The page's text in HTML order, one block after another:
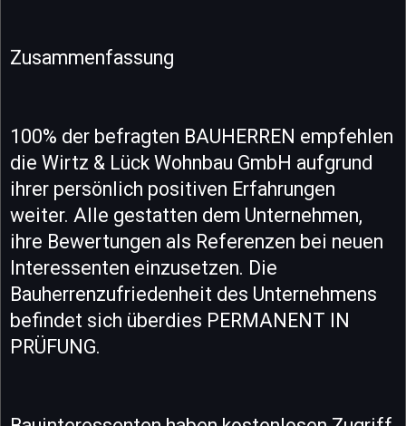
Zusammenfassung
100% der befragten BAUHERREN empfehlen
die Wirtz & Lück Wohnbau GmbH aufgrund
ihrer persönlich positiven Erfahrungen
weiter. Alle gestatten dem Unternehmen,
ihre Bewertungen als Referenzen bei neuen
Interessenten einzusetzen. Die
Bauherrenzufriedenheit des Unternehmens
befindet sich überdies PERMANENT IN
PRÜFUNG.